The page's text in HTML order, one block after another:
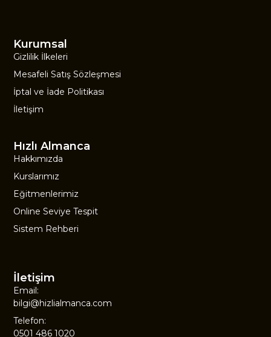
Hızlı Almanca
Hakkımızda
Kurslarımız
Eğitmenlerimiz
Online Seviye Tespit
Sistem Rehberi
Kurumsal
Gizlilik İlkeleri
Mesafeli Satış Sözleşmesi
İptal ve İade Politikası
İletişim
İletişim
Email:
bilgi@hizlialmanca.com
Telefon:
0501 486 1020